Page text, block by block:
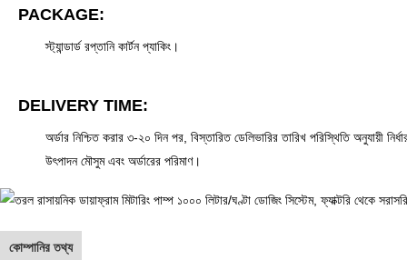
PACKAGE:
স্ট্যান্ডার্ড রপ্তানি কার্টন প্যাকিং।
DELIVERY TIME:
অর্ডার নিশ্চিত করার ৩-২০ দিন পর, বিস্তারিত ডেলিভারির তারিখ পরিস্থিতি অনুযায়ী
উৎপাদন মৌসুম এবং অর্ডারের পরিমাণ।
কোম্পানির তথ্য